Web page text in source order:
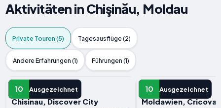
Aktivitäten in Chişinău, Moldau
Private Touren (5) Tagesausflüge (2)
Andere Erfahrungen (1) Führungen (1)
10 Ausgezeichnet
PRIVATE TOUR
Chisinau, Discover City
10 Ausgezeichnet
PRIVATE TOUR
Moldawien, Cricova